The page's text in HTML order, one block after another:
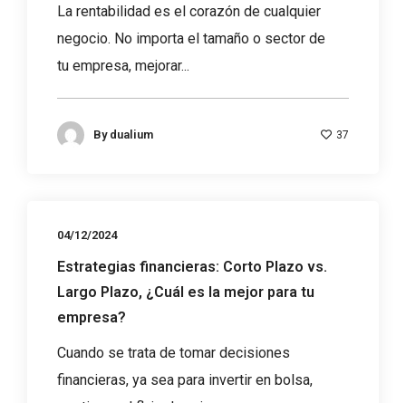
La rentabilidad es el corazón de cualquier
negocio. No importa el tamaño o sector de
tu empresa, mejorar...
By dualium 37
04/12/2024
Estrategias financieras: Corto Plazo vs.
Largo Plazo, ¿Cuál es la mejor para tu
empresa?
Cuando se trata de tomar decisiones
financieras, ya sea para invertir en bolsa,